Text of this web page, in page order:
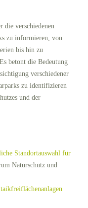
die verschiedenen
zu informieren, von
bis hin zu
betont die Bedeutung
verschiedener
zu identifizieren
und der
Standortauswahl für
Naturschutz und